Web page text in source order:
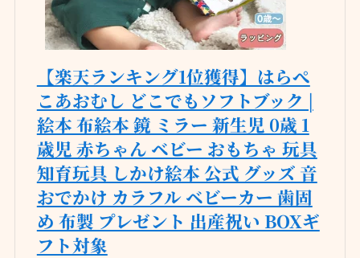
【楽天ランキング1位獲得】はらぺ
こあおむし どこでもソフトブック |
絵本 布絵本 鏡 ミラー 新生児 0歳 1
歳児 赤ちゃん ベビー おもちゃ 玩具
知育玩具 しかけ絵本 公式 グッズ 音
おでかけ カラフル ベビーカー 歯固
め 布製 プレゼント 出産祝い BOXギ
フト対象